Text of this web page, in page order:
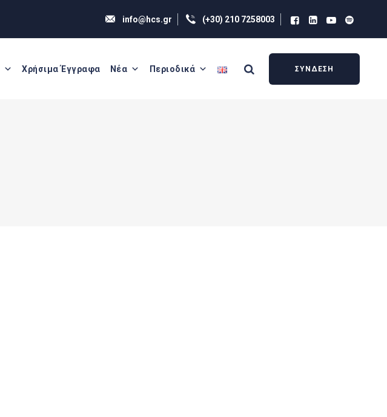
info@hcs.gr (+30) 210 7258003
Χρήσιμα Έγγραφα Νέα Περιοδικά ΣΥΝΔΕΣΗ